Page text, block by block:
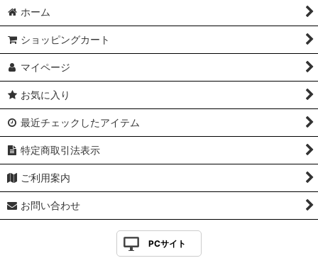
ホーム
ショッピングカート
マイページ
お気に入り
最近チェックしたアイテム
特定商取引法表示
ご利用案内
お問い合わせ
PCサイト